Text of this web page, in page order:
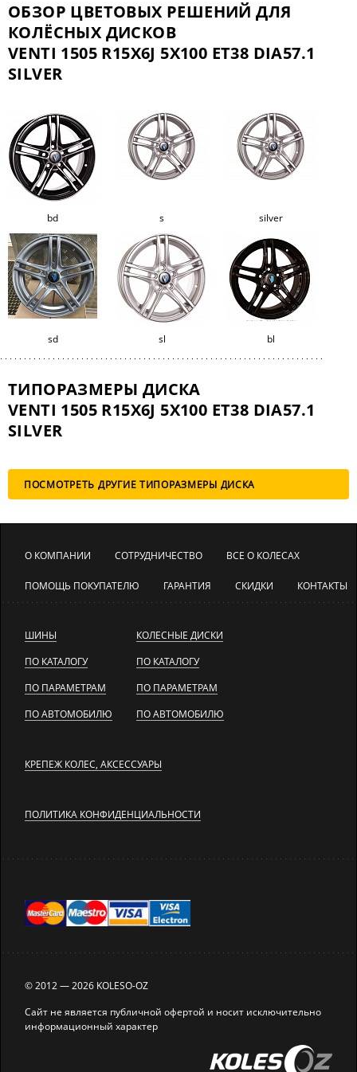
ОБЗОР ЦВЕТОВЫХ РЕШЕНИЙ ДЛЯ
КОЛЁСНЫХ ДИСКОВ
VENTI 1505 R15X6J 5X100 ET38 DIA57.1
SILVER
bd s silver
sd sl bl
ТИПОРАЗМЕРЫ ДИСКА
VENTI 1505 R15X6J 5X100 ET38 DIA57.1
SILVER
ПОСМОТРЕТЬ ДРУГИЕ ТИПОРАЗМЕРЫ ДИСКА
О КОМПАНИИ СОТРУДНИЧЕСТВО ВСЕ О КОЛЕСАХ
ПОМОЩЬ ПОКУПАТЕЛЮ ГАРАНТИЯ СКИДКИ КОНТАКТЫ
ШИНЫ
ПО КАТАЛОГУ
ПО ПАРАМЕТРАМ
ПО АВТОМОБИЛЮ
КОЛЕСНЫЕ ДИСКИ
ПО КАТАЛОГУ
ПО ПАРАМЕТРАМ
ПО АВТОМОБИЛЮ
КРЕПЕЖ КОЛЕС, АКСЕССУАРЫ
ПОЛИТИКА КОНФИДЕНЦИАЛЬНОСТИ
© 2012 — 2026 KOLESO-OZ
Сайт не является публичной офертой и носит исключительно
информационный характер